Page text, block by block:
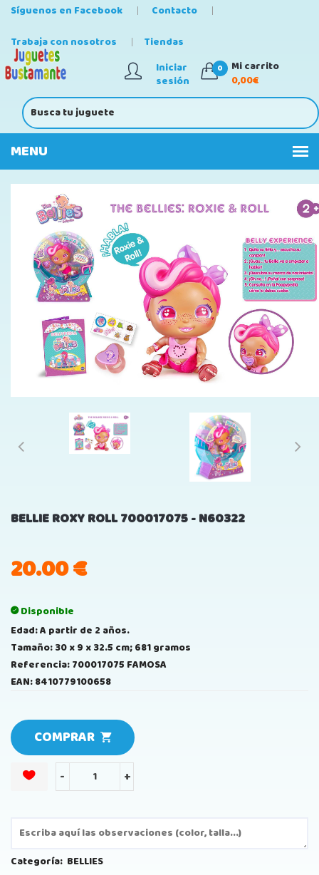
Síguenos en Facebook
Contacto
Trabaja con nosotros
Tiendas
Iniciar
sesión
0
Mi carrito
0,00€
BELLIE ROXY ROLL 700017075 - N60322
20.00€
Disponible
Edad: A partir de 2 años.
Tamaño: 30 x 9 x 32.5 cm; 681 gramos
Referencia: 700017075 FAMOSA
EAN: 8410779100658
COMPRAR
- +
Categoría: BELLIES